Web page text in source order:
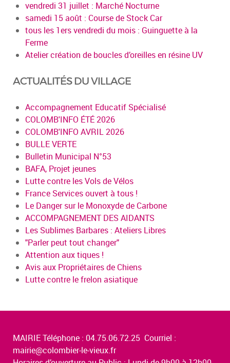
vendredi 31 juillet : Marché Nocturne
samedi 15 août : Course de Stock Car
tous les 1ers vendredi du mois : Guinguette à la
Ferme
Atelier création de boucles d’oreilles en résine UV
ACTUALITÉS DU VILLAGE
Accompagnement Educatif Spécialisé
COLOMB'INFO ÉTÉ 2026
COLOMB'INFO AVRIL 2026
BULLE VERTE
Bulletin Municipal N°53
BAFA, Projet jeunes
Lutte contre les Vols de Vélos
France Services ouvert à tous !
Le Danger sur le Monoxyde de Carbone
ACCOMPAGNEMENT DES AIDANTS
Les Sublimes Barbares : Ateliers Libres
"Parler peut tout changer"
Attention aux tiques !
Avis aux Propriétaires de Chiens
Lutte contre le frelon asiatique
MAIRIE Téléphone : 04.75.06.72.25 Courriel :
mairie@colombier-le-vieux.fr